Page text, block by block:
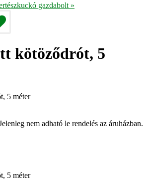
gazdabolt »
kötöződrót, 5
5 méter
nem adható le rendelés az áruházban.
5 méter